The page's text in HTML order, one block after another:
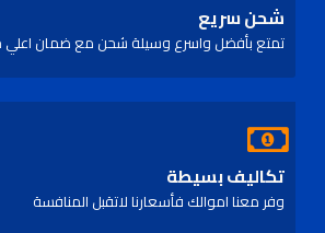
شحن سريع
تمتع بأفضل واسرع وسيلة شحن مع ضمان
تكاليف بسيطة
وفر معنا اموالك فأسعارنا لاتقبل المنافسة